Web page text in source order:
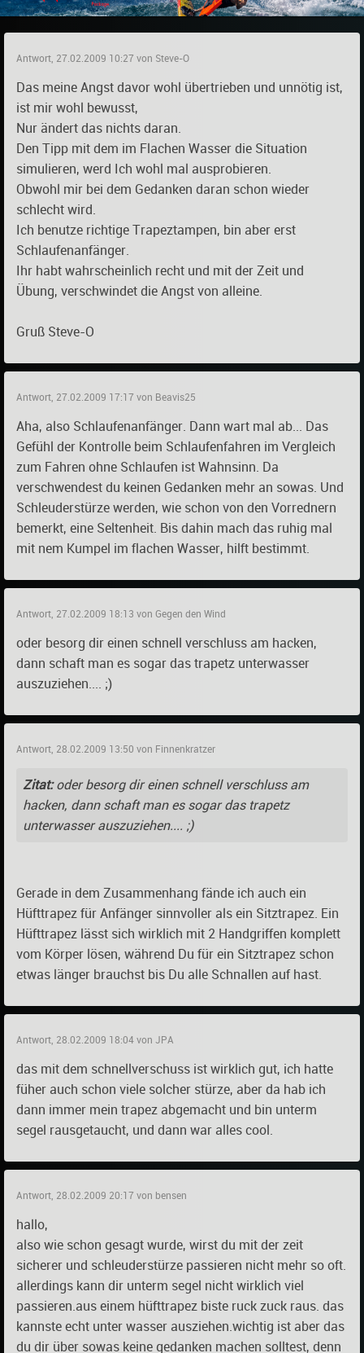
Antwort, 27.02.2009 10:27 von Steve-O
Das meine Angst davor wohl übertrieben und unnötig ist,
ist mir wohl bewusst,
Nur ändert das nichts daran.
Den Tipp mit dem im Flachen Wasser die Situation
simulieren, werd Ich wohl mal ausprobieren.
Obwohl mir bei dem Gedanken daran schon wieder
schlecht wird.
Ich benutze richtige Trapeztampen, bin aber erst
Schlaufenanfänger.
Ihr habt wahrscheinlich recht und mit der Zeit und
Übung, verschwindet die Angst von alleine.
Gruß Steve-O
Antwort, 27.02.2009 17:17 von Beavis25
Aha, also Schlaufenanfänger. Dann wart mal ab... Das
Gefühl der Kontrolle beim Schlaufenfahren im Vergleich
zum Fahren ohne Schlaufen ist Wahnsinn. Da
verschwendest du keinen Gedanken mehr an sowas. Und
Schleuderstürze werden, wie schon von den Vorrednern
bemerkt, eine Seltenheit. Bis dahin mach das ruhig mal
mit nem Kumpel im flachen Wasser, hilft bestimmt.
Antwort, 27.02.2009 18:13 von Gegen den Wind
oder besorg dir einen schnell verschluss am hacken,
dann schaft man es sogar das trapetz unterwasser
auszuziehen.... ;)
Antwort, 28.02.2009 13:50 von Finnenkratzer
Zitat:oder besorg dir einen schnell verschluss am
hacken, dann schaft man es sogar das trapetz
unterwasser auszuziehen.... ;)
Gerade in dem Zusammenhang fände ich auch ein
Hüfttrapez für Anfänger sinnvoller als ein Sitztrapez. Ein
Hüfttrapez lässt sich wirklich mit 2 Handgriffen komplett
vom Körper lösen, während Du für ein Sitztrapez schon
etwas länger brauchst bis Du alle Schnallen auf hast.
Antwort, 28.02.2009 18:04 von JPA
das mit dem schnellverschuss ist wirklich gut, ich hatte
füher auch schon viele solcher stürze, aber da hab ich
dann immer mein trapez abgemacht und bin unterm
segel rausgetaucht, und dann war alles cool.
Antwort, 28.02.2009 20:17 von bensen
hallo,
also wie schon gesagt wurde, wirst du mit der zeit
sicherer und schleuderstürze passieren nicht mehr so oft.
allerdings kann dir unterm segel nicht wirklich viel
passieren.aus einem hüfttrapez biste ruck zuck raus. das
kannste echt unter wasser ausziehen.wichtig ist aber das
du dir über sowas keine gedanken machen solltest, denn